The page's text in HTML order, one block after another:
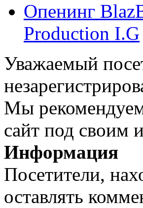
Опенинг
Production I.G
Уважаемый
Мы
сайт под своим
Информация
Посетители,
оставлять